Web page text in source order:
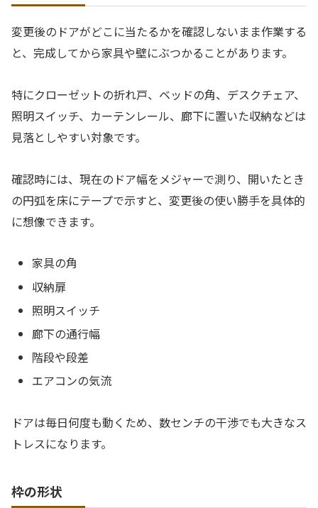
変更後のドアがどこに当たるかを確認しないまま作業する
と、完成してから家具や壁にぶつかることがあります。
特にクローゼットの折れ戸、ベッドの角、デスクチェア、
照明スイッチ、カーテンレール、廊下に置いた収納などは
見落としやすい対象です。
確認時には、現在のドア幅をメジャーで測り、開いたとき
の円弧を床にテープで示すと、変更後の使い勝手を具体的
に想像できます。
家具の角
収納扉
照明スイッチ
廊下の通行幅
階段や段差
エアコンの気流
ドアは毎日何度も動くため、数センチの干渉でも大きなス
トレスになります。
枠の形状